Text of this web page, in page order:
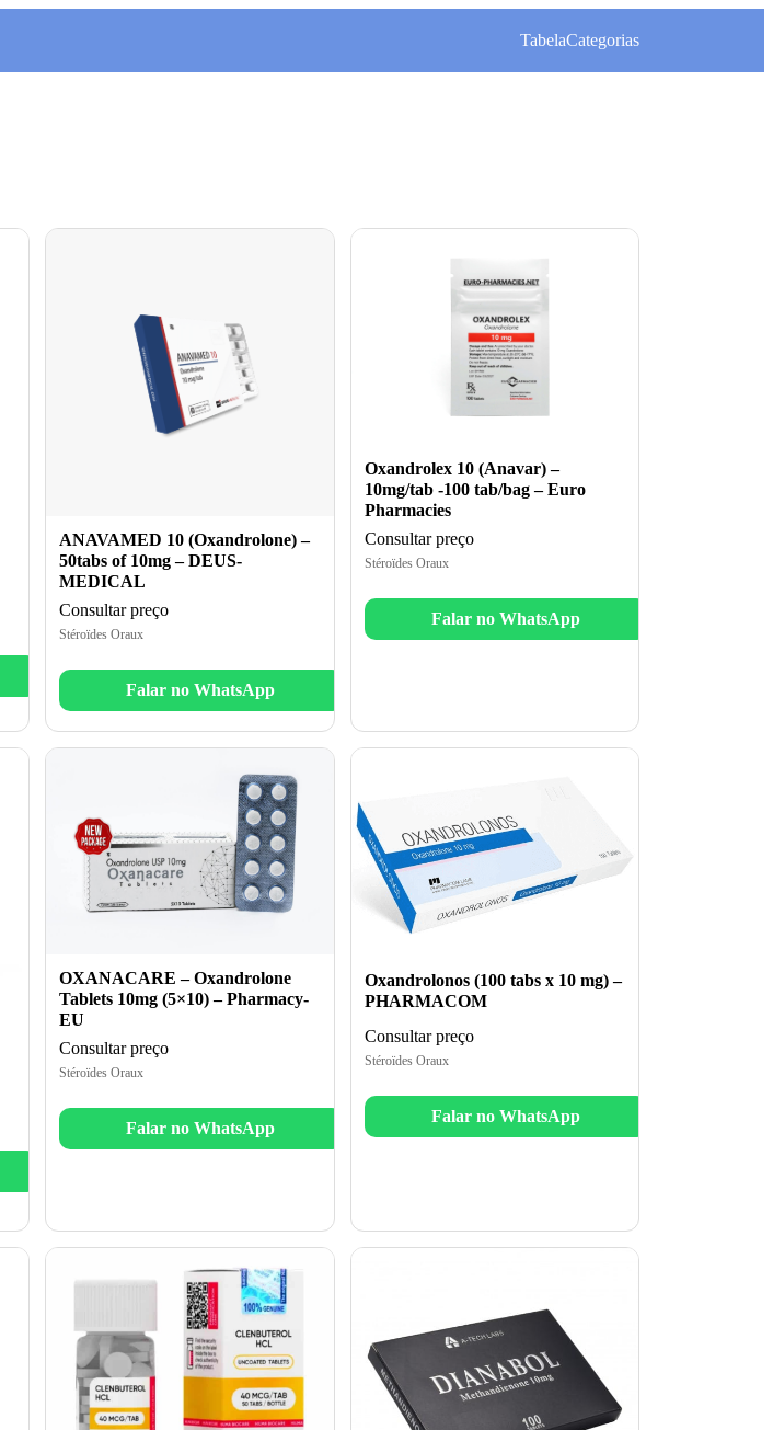
TabelaCategorias
ANAVAMED 10 (Oxandrolone) –
50tabs of 10mg – DEUS-
MEDICAL
Consultar preço
Stéroïdes Oraux
Falar no WhatsApp
Oxandrolex 10 (Anavar) –
10mg/tab -100 tab/bag – Euro
Pharmacies
Consultar preço
Stéroïdes Oraux
Falar no WhatsApp
OXANACARE – Oxandrolone
Tablets 10mg (5×10) – Pharmacy-
EU
Consultar preço
Stéroïdes Oraux
Falar no WhatsApp
Oxandrolonos (100 tabs x 10 mg) –
PHARMACOM
Consultar preço
Stéroïdes Oraux
Falar no WhatsApp